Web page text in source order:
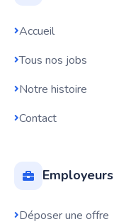
Accueil
Tous nos jobs
Notre histoire
Contact
Employeurs
Déposer une offre